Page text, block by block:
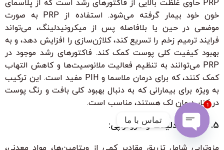
PRP حاوی غلظت بالایی از فاکتورهای رشد است که از پلاسمای
خون خود بیمار گرفته می‌شود. استفاده از PRP به صورت
موضعی در حین یا بلافاصله پس از میکرونیدلینگ، می‌تواند
فرایند ترمیم زخم را تسریع کند، کلاژن‌سازی را افزایش دهد، و به
بهبود کیفیت کلی پوست کمک کند. فاکتورهای رشد موجود در
PRP می‌توانند به تنظیم فعالیت ملانوسیت‌ها و کاهش التهاب
کمک کنند، که برای درمان ملاسما و PIH مفید است. این ترکیب
به ویژه برای بیمارانی که به دنبال بهبود کلی بافت و رنگ پوست
در کنار درمان لک هستند، مناسب است.
5. میکرونیدلینگ و مزوتراپی: تماس با ما
Open
1